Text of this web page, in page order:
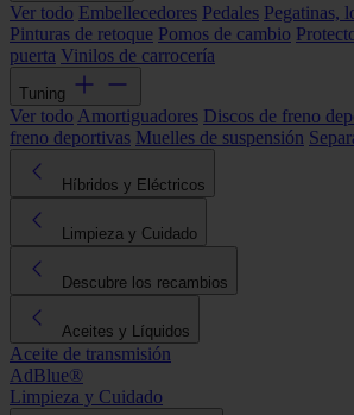
Ver todo Embellecedores Pedales Pegatinas,
Pinturas de retoque Pomos de cambio
puerta Vinilos de carrocería
Tuning
Ver todo Amortiguadores Discos de freno
freno deportivas Muelles de suspensión
Híbridos y Eléctricos
Limpieza y Cuidado
Descubre los recambios
Aceites y Líquidos
Aceite de transmisión
AdBlue®
Limpieza y Cuidado